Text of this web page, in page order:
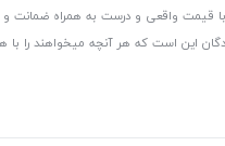
قیمت واقعی و درست به همراه
این است که هر آنچه میخواهند را با